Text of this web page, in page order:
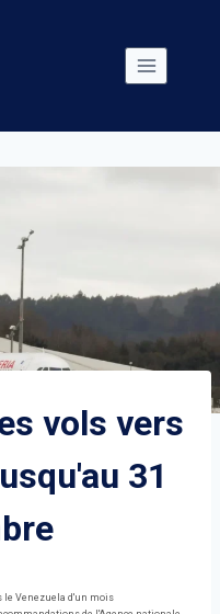
vols vers
31
le Venezuela d'un mois